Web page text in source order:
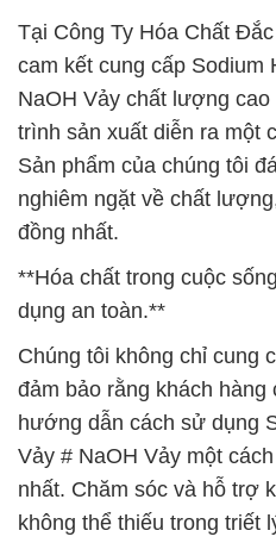
Tại Công Ty Hóa Chất
cam kết cung cấp Sodium
NaOH Vảy chất lượng
trình sản xuất diễn ra một
Sản phẩm của chúng tôi
nghiêm ngặt về chất
đồng nhất.
**Hóa chất trong cuộc
dụng an toàn.**
Chúng tôi không chỉ cung
đảm bảo rằng khách
hướng dẫn cách sử dụng
Vảy # NaOH Vảy một
nhất. Chăm sóc và hỗ trợ
không thể thiếu trong triết